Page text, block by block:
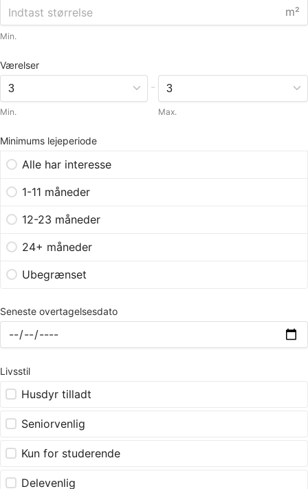
m²
Min.
Værelser
Min.
-
Max.
Minimums lejeperiode
Alle har interesse
1-11 måneder
12-23 måneder
24+ måneder
Ubegrænset
Seneste overtagelsesdato
Livsstil
Husdyr tilladt
Seniorvenlig
Kun for studerende
Delevenlig